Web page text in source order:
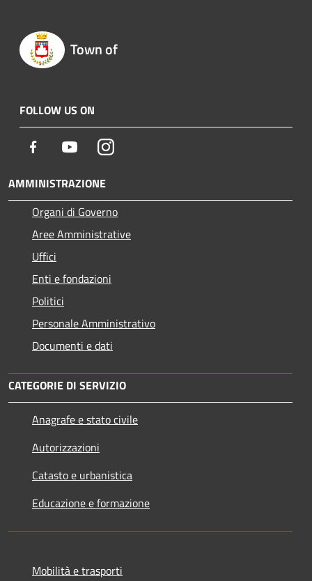
Town of
FOLLOW US ON
Facebook YoutubeInstagram
AMMINISTRAZIONE
Organi di Governo
Aree Amministrative
Uffici
Enti e fondazioni
Politici
Personale Amministrativo
Documenti e dati
CATEGORIE DI SERVIZIO
Anagrafe e stato civile
Autorizzazioni
Catasto e urbanistica
Educazione e formazione
Mobilità e trasporti